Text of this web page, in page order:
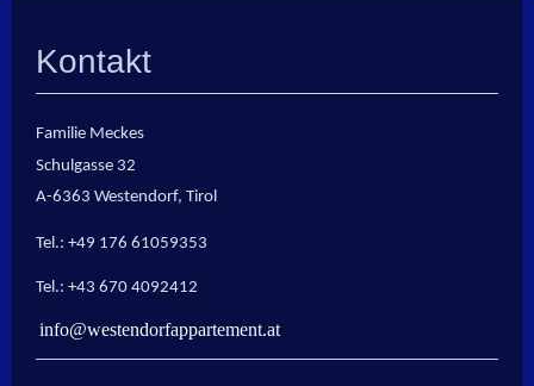
Kontakt
Familie Meckes
Schulgasse 32
A-6363 Westendorf, Tirol
Tel.: +49 176 61059353
Tel.: +43 670 4092412
info@westendorfappartement.at